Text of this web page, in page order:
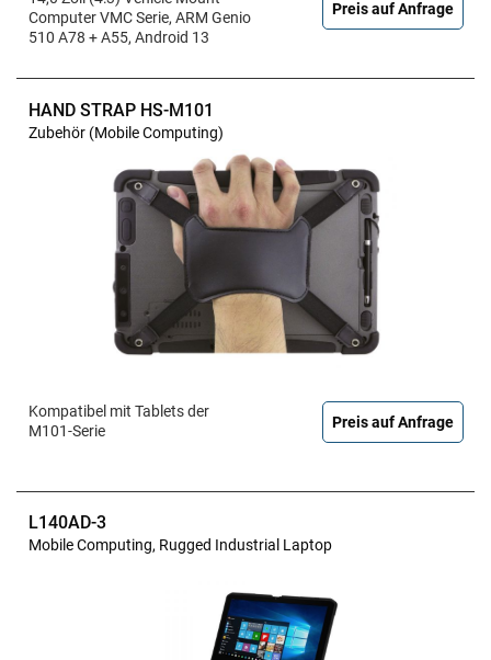
Computer VMC Serie, ARM Genio
510 A78 + A55, Android 13
Preis auf Anfrage
HAND STRAP HS-M101
Zubehör (Mobile Computing)
Kompatibel mit Tablets der
M101-Serie
Preis auf Anfrage
L140AD-3
Mobile Computing, Rugged Industrial Laptop